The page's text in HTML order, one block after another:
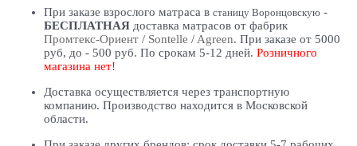
При заказе взрослого матраса в станицу Воронцовскую -
БЕСПЛАТНАЯ доставка матрасов от фабрик
Промтекс-Ориент / Sontelle / Agreen. При заказе от 5000
руб, до - 500 руб. По срокам 5-12 дней. Розничного
магазина нет!
Доставка осуществляется через транспортную
компанию. Производство находится в Московской
области.